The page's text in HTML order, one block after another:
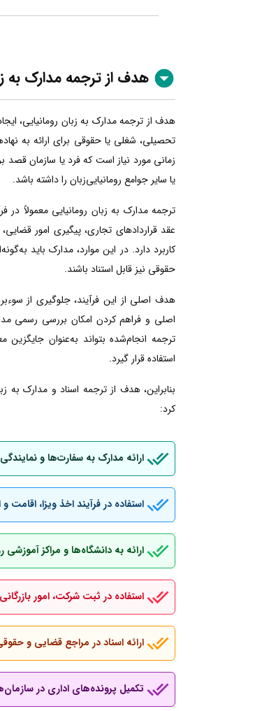
هدف از ترجمه مدارک به
هدف از ترجمه مدارک به زبان رومانیایی،
تحصیلی، شغلی یا حقوقی برای ارائه به
زمانی مورد نیاز است که فرد یا سازمان قصد
یا سایر جوامع رومانیایی‌زبان را داشته باشد.
ترجمه مدارک به زبان رومانیایی معمولاً در
عقد قراردادهای تجاری، پیگیری امور
کاربرد دارد. در این موارد، مدارک باید
حقوقی نیز قابل استناد باشند.
هدف اصلی از این فرآیند، جلوگیری از
اصلی و فراهم کردن امکان بررسی رسمی
ترجمه انجام‌شده بتواند به‌عنوان جایگزین
استفاده قرار گیرد.
بنابراین، هدف از ترجمه اسناد و مدارک
کرد:
ارائه مدارک به سفارت‌ها و
استفاده در فرآیند اخذ ویزا، اقامت
ارائه به دانشگاه‌ها و مراکز
استفاده در ثبت شرکت، امور
ارائه اسناد در مراجع قضایی و
تکمیل پرونده‌های اداری در